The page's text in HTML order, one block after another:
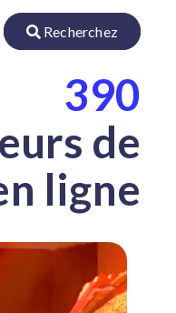
Recherchez
390
de
ligne